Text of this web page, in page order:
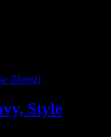
Style